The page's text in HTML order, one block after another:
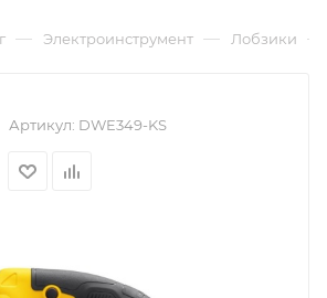
— Электроинструмент — Лобзики —
Артикул: DWE349-KS